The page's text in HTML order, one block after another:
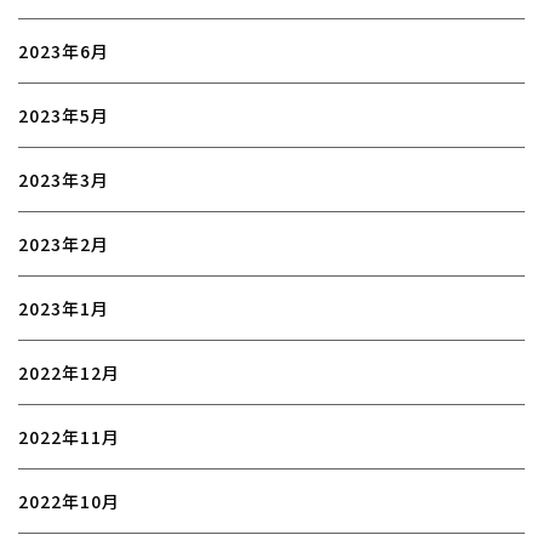
2023年6月
2023年5月
2023年3月
2023年2月
2023年1月
2022年12月
2022年11月
2022年10月